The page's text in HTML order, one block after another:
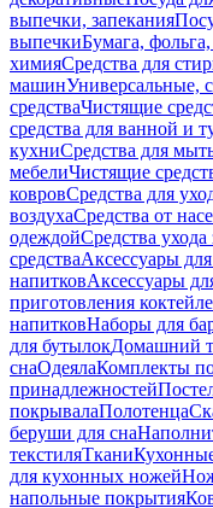
выпечки, запекания
выпечкиБумага,
химияСредства для
машинУниверсальные,
средстваЧистящие
средства для ванной и
кухниСредства для
мебелиЧистящие
ковровСредства для
воздухаСредства от
одеждойСредства ухода
средстваАксессуары
напитковАксессуары
приготовления
напитковНаборы для
для бутылокДомашний
снаОдеялаКомплекты
принадлежностей
покрывалаПолотенца
беруши для сна
текстиляТкани
для кухонных ножей
напольные покрытия